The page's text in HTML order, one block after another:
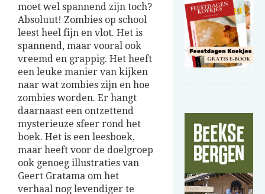
moet wel spannend zijn toch?
Absoluut! Zombies op school
leest heel fijn en vlot. Het is
spannend, maar vooral ook
vreemd en grappig. Het heeft
een leuke manier van kijken
naar wat zombies zijn en hoe
zombies worden. Er hangt
daarnaast een ontzettend
mysterieuze sfeer rond het
boek. Het is een leesboek,
maar heeft voor de doelgroep
ook genoeg illustraties van
Geert Gratama om het
verhaal nog levendiger te